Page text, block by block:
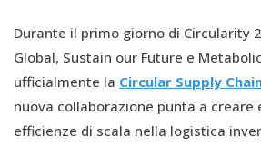
Durante il primo giorno di Circularity
Global, Sustain our Future e
ufficialmente la Circular Supply
nuova collaborazione punta a creare
efficienze di scala nella logistica